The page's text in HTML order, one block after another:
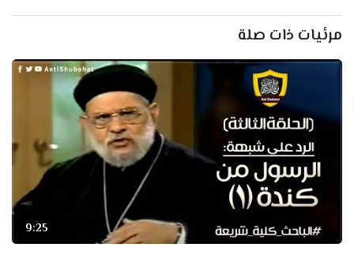
مرئيات ذات صلة
9:25